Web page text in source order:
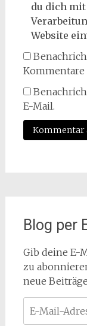
du dich
Website
Kommentare
E-Mail.
Blog per
Gib deine E-
zu
neue
Mail-